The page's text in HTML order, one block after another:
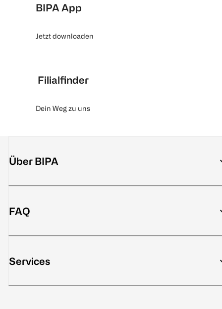
BIPA App
Jetzt downloaden
Filialfinder
Dein Weg zu uns
Über BIPA
FAQ
Services